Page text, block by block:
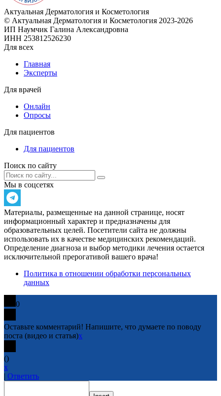
Актуальная Дерматология и Косметология
© Актуальная Дерматология и Косметология 2023-2026
ИП Наумчик Галина Александровна
ИНН 253812526230
Для всех
Главная
Эксперты
Для врачей
Онлайн
Опросы
Для пациентов
Для пациентов
Поиск по сайту
Мы в соцсетях
Материалы, размещенные на данной странице, носят
информационный характер и предназначены для
образовательных целей. Посетители сайта не должны
использовать их в качестве медицинских рекомендаций.
Определение диагноза и выбор методики лечения остается
исключительной прерогативой вашего врача!
Политика в отношении обработки персональных
данных
0
Оставьте комментарий! Напишите, что думаете по поводу
поста (видео и статья)x
()
x
| Ответить